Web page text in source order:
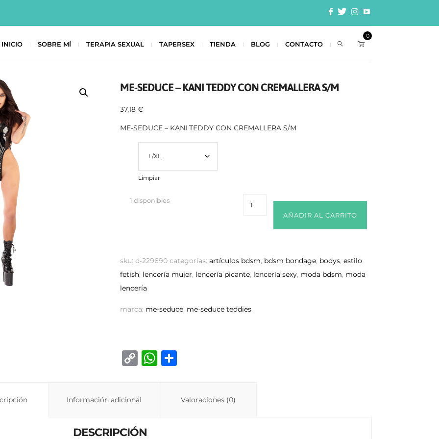
INICIO SOBRE MÍ TERAPIA SEXUAL TAPERSEX TIENDA BLOG CONTACTO
0
ME-SEDUCE – KANI TEDDY CON CREMALLERA S/M
37,18€
ME-SEDUCE – KANI TEDDY CON CREMALLERA S/M
Limpiar
1 disponibles
AÑADIR AL CARRITO
sku:d-229690 categorías:artículos bdsm, bdsm bondage, bodys,estilo
fetish, lencería mujer, lencería picante, lencería sexy, moda bdsm, moda
lencería
marca: me-seduce, me-seduce teddies
C
y
W
p
Información adicional Valoraciones (0)
DESCRIPCIÓN